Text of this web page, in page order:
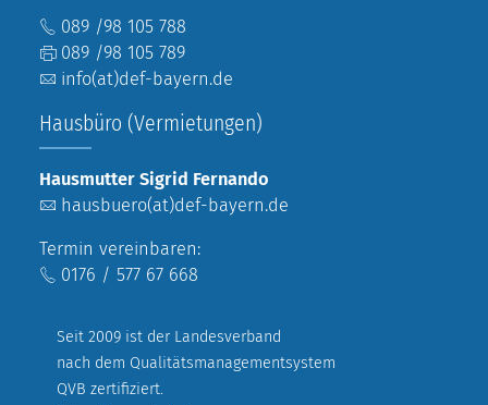
089 /98 105 788
089 /98 105 789
info(at)def-bayern.de
Hausbüro (Vermietungen)
Hausmutter Sigrid Fernando
hausbuero(at)def-bayern.de
Termin vereinbaren:
0176 / 577 67 668
Seit 2009 ist der Landesverband
nach dem Qualitätsmanagementsystem
QVB zertifiziert.